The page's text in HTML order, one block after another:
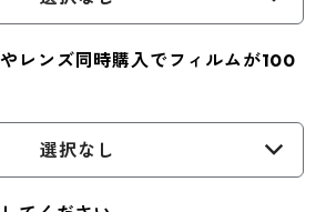
レンズ同時購入でフィルムが100
選択なし